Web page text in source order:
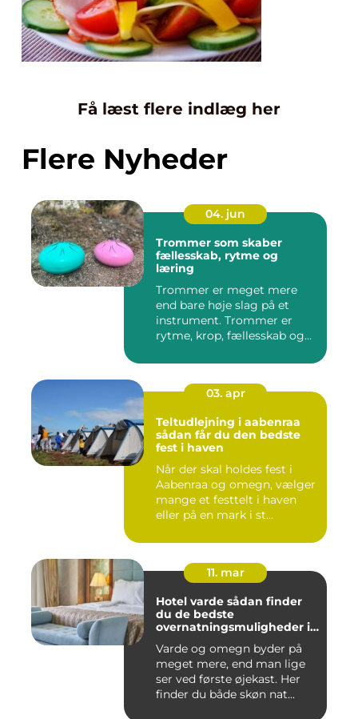
Få læst flere indlæg her
Flere Nyheder
04. jun
Trommer som skaber
fællesskab, rytme og
læring
Trommer er meget mere
end bare høje slag på et
instrument. Trommer er
rytme, krop, fællesskab og
03. apr
Teltudlejning i aabenraa
sådan får du den bedste
fest i haven
Når der skal holdes fest i
Aabenraa og omegn, vælger
mange et festtelt i haven
eller på en mark i st...
11. mar
Hotel varde sådan finder
du de bedste
overnatningsmuligheder i
Varde og omegn byder på
meget mere, end man lige
ser ved første øjekast. Her
finder du både skøn nat...